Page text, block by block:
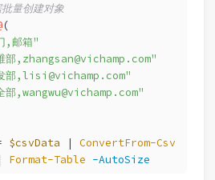
量创建对象
(
,邮箱"
部,zhangsan@vichamp.com"
部,lisi@vichamp.com"
部,wangwu@vichamp.com"
$csvData | ConvertFrom-Csv
Format-Table -AutoSize